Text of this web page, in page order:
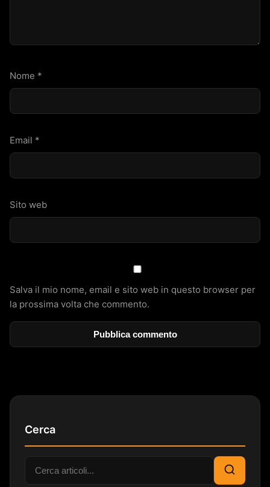
Nome *
Email *
Sito web
Salva il mio nome, email e sito web in questo browser per
la prossima volta che commento.
Cerca
Cerca:
Cerca